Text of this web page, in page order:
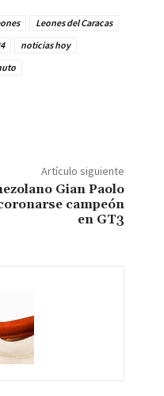
Leones del Caracas
noticias hoy
Artículo siguiente
Gian Paolo
campeón
en GT3